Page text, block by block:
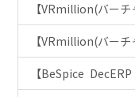
【VRmillion(バー
【VRmillion(バー
【BeSpice